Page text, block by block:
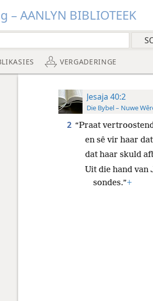
– AANLYN BIBLIOTEEK
VERGADERINGE
Jesaja 40:2
Die Bybel – Nuwe
2 “Praat
en sê vir haar
dat haar skuld
Uit die hand van
sondes.”+